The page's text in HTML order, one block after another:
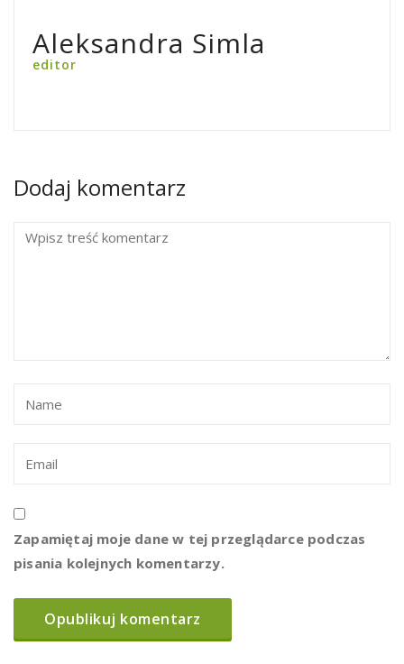
Aleksandra Simla
editor
Dodaj komentarz
Zapamiętaj moje dane w tej przeglądarce podczas
pisania kolejnych komentarzy.